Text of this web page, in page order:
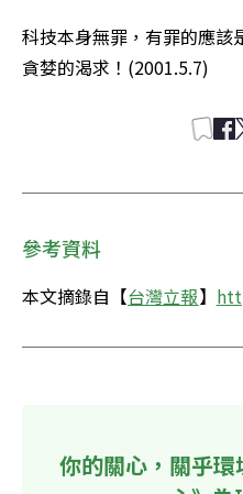
科技本身無罪，有罪的應該
貪婪的渴求！(2001.5.7)
參考資料
本文摘錄自【台灣立報】
你的關心，關乎